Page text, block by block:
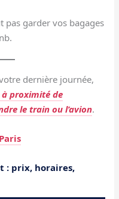
garder vos bagages
dernière journée,
à proximité de
le train ou l’avion.
: prix, horaires,